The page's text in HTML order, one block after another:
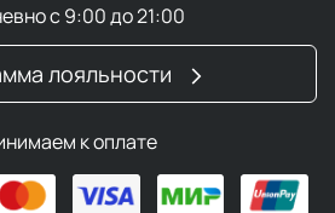
с 9:00 до 21:00
лояльности
к оплате